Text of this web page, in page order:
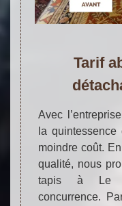
Tarif
Avec
la
moindre coût.
qualité, nous
tapis à Le
concurrence.